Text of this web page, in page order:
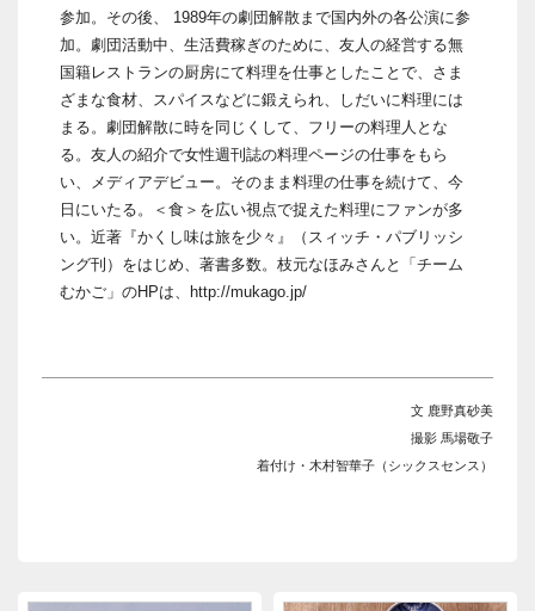
参加。その後、 1989年の劇団解散まで国内外の各公演に参
加。劇団活動中、生活費稼ぎのために、友人の経営する無
国籍レストランの厨房にて料理を仕事としたことで、さま
ざまな食材、スパイスなどに鍛えられ、しだいに料理には
まる。劇団解散に時を同じくして、フリーの料理人とな
る。友人の紹介で女性週刊誌の料理ページの仕事をもら
い、メディアデビュー。そのまま料理の仕事を続けて、今
日にいたる。＜食＞を広い視点で捉えた料理にファンが多
い。近著『かくし味は旅を少々』（スィッチ・パブリッシ
ング刊）をはじめ、著書多数。枝元なほみさんと「チーム
むかご」のHPは、http://mukago.jp/
文 鹿野真砂美
撮影 馬場敬子
着付け・木村智華子（シックスセンス）